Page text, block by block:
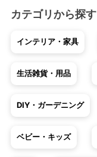
カテゴリから探す
インテリア・家具
生活雑貨・用品
DIY・ガーデニング
ベビー・キッズ